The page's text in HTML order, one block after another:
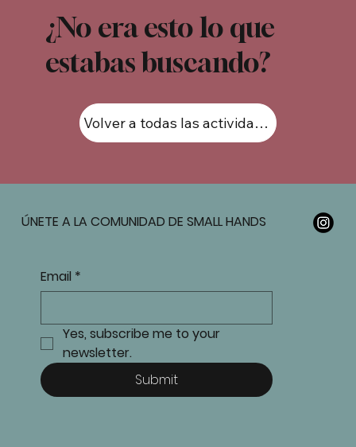
¿No era esto lo que
estabas buscando?
Volver a todas las actividades
ÚNETE A LA COMUNIDAD DE SMALL HANDS
Email *
Yes, subscribe me to your
newsletter.
Submit